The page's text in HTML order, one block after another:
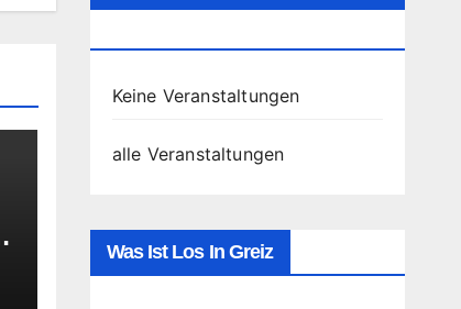
Keine Veranstaltungen
alle Veranstaltungen
Was Ist Los In Greiz